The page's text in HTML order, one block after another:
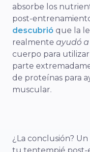
absorbe los
post-
descubrió que la
realmente ayudó a
cuerpo para utilizar
parte
de proteínas para
muscular.
¿La conclusión?